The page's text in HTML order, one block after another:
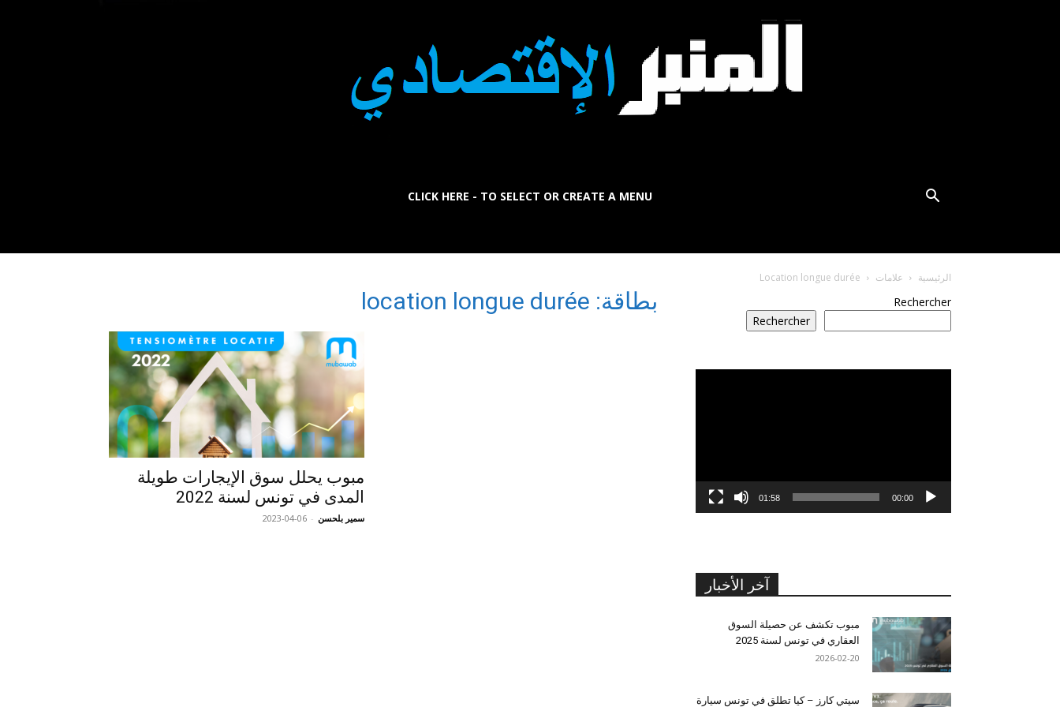
CLICK HERE - TO SELECT OR CREATE A MENU
الرئيسية علامات Location longue durée
بطاقة: location longue durée
مبوب يحلل سوق الإيجارات طويلة
المدى في تونس لسنة 2022
سمير بلحسن -
2023-04-06
Rechercher
Rechercher
00:00
01:58
آخر الأخبار
مبوب تكشف عن حصيلة السوق
العقاري في تونس لسنة 2025
2026-02-20
سيتي كارز – كيا تطلق في تونس سيارة